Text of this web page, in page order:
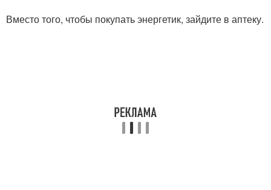
Вместо того, чтобы покупать энергетик, зайдите в аптеку.